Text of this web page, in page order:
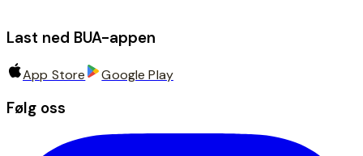
Last ned BUA-appen
App Store Google Play
Følg oss